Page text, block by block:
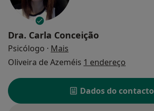
Dra. Carla Conceição
Psicólogo · Mais
Oliveira de Azeméis 1 endereço
Dados do contacto